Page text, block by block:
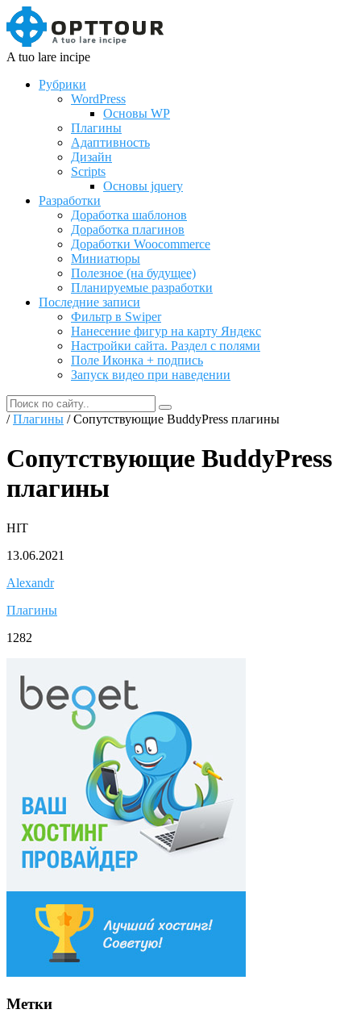
A tuo lare incipe
Рубрики
WordPress
Основы WP
Плагины
Адаптивность
Дизайн
Scripts
Основы jquery
Разработки
Доработка шаблонов
Доработка плагинов
Доработки Woocommerce
Миниатюры
Полезное (на будущее)
Планируемые разработки
Последние записи
Фильтр в Swiper
Нанесение фигур на карту Яндекс
Настройки сайта. Раздел с полями
Поле Иконка + подпись
Запуск видео при наведении
/Плагины / Сопутствующие BuddyPress плагины
Сопутствующие BuddyPress
плагины
HIT
13.06.2021
Alexandr
Плагины
1282
Метки